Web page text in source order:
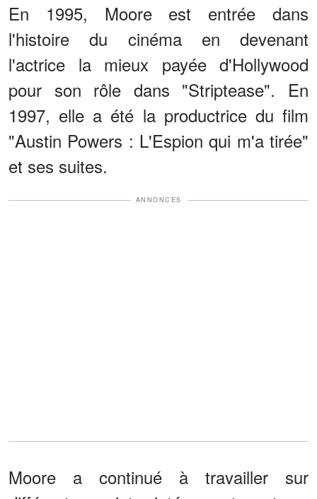
En 1995, Moore est entrée dans
l'histoire du cinéma en devenant
l'actrice la mieux payée d'Hollywood
pour son rôle dans "Striptease". En
1997, elle a été la productrice du film
"Austin Powers : L'Espion qui m'a tirée"
et ses suites.
ANNONCES
Moore a continué à travailler sur